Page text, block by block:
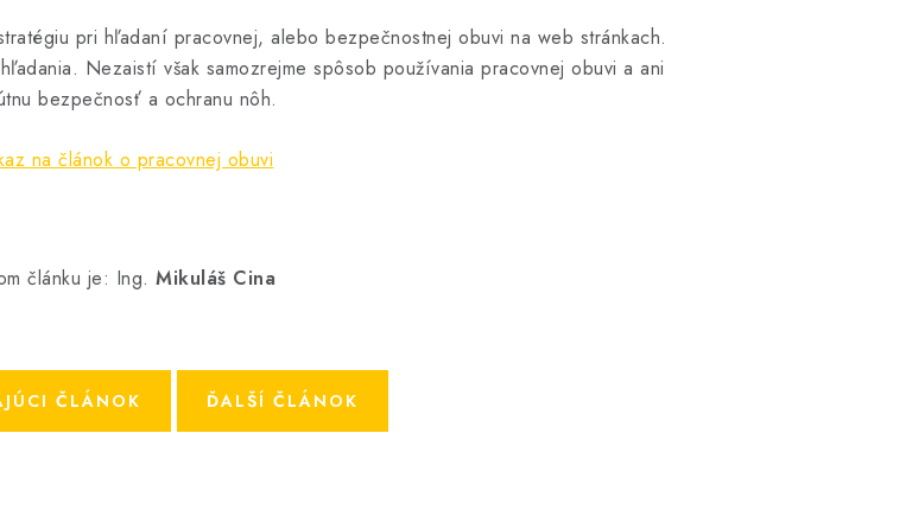
pri hľadaní pracovnej, alebo bezpečnostnej obuvi na web stránkach.
Nezaistí však samozrejme spôsob používania pracovnej obuvi a ani
bezpečnosť a ochranu nôh.
článku je: Ing. Mikuláš Cina
ČLÁNOK ĎALŠÍ ČLÁNOK